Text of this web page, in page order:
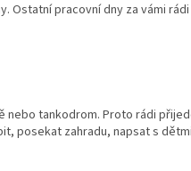
Ostatní pracovní dny za vámi
tankodrom. Proto rádi
posekat zahradu, napsat s